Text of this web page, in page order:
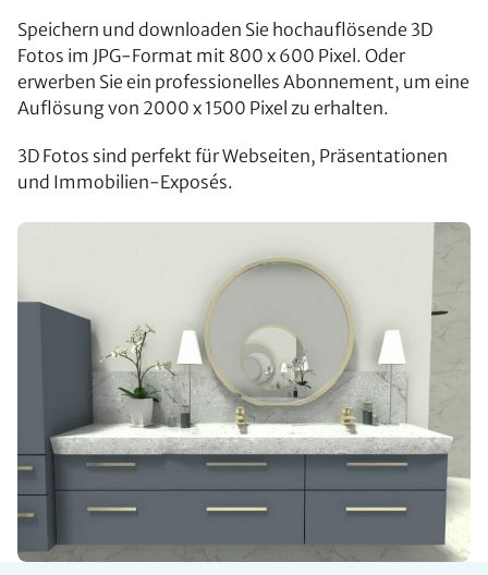
Speichern und downloaden Sie hochauflösende 3D
Fotos im JPG-Format mit 800 x 600 Pixel. Oder
erwerben Sie ein professionelles Abonnement, um eine
Auflösung von 2000 x 1500 Pixel zu erhalten.
3D Fotos sind perfekt für Webseiten, Präsentationen
und Immobilien-Exposés.